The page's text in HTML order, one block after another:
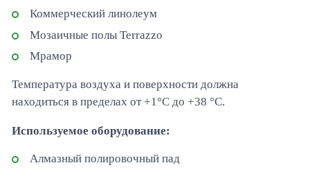
Коммерческий линолеум
Мозаичные полы Terrazzo
Мрамор
Температура воздуха и поверхности должна
находиться в пределах от +1°C до +38 °C.
Используемое оборудование:
Алмазный полировочный пад